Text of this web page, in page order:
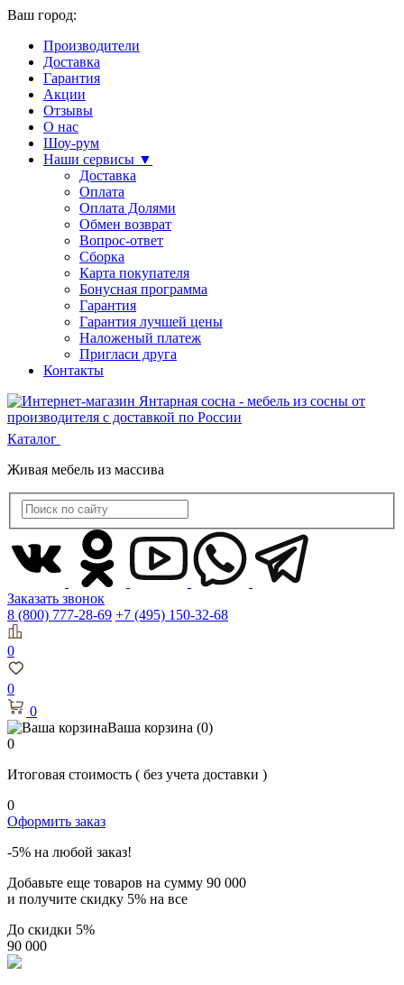
Ваш город:
Производители
Доставка
Гарантия
Акции
Отзывы
О нас
Шоу-рум
Наши сервисы ▼
Доставка
Оплата
Оплата Долями
Обмен возврат
Вопрос-ответ
Сборка
Карта покупателя
Бонусная программа
Гарантия
Гарантия лучшей цены
Наложеный платеж
Пригласи друга
Контакты
Каталог
Живая мебель из массива
Заказать звонок
8 (800) 777-28-69 +7 (495) 150-32-68
0
0
0
Ваша корзина (0)
0
Итоговая стоимость ( без учета доставки )
0
Оформить заказ
-5% на любой заказ!
Добавьте еще товаров на сумму 90 000
и получите скидку 5% на все
До скидки 5%
90 000